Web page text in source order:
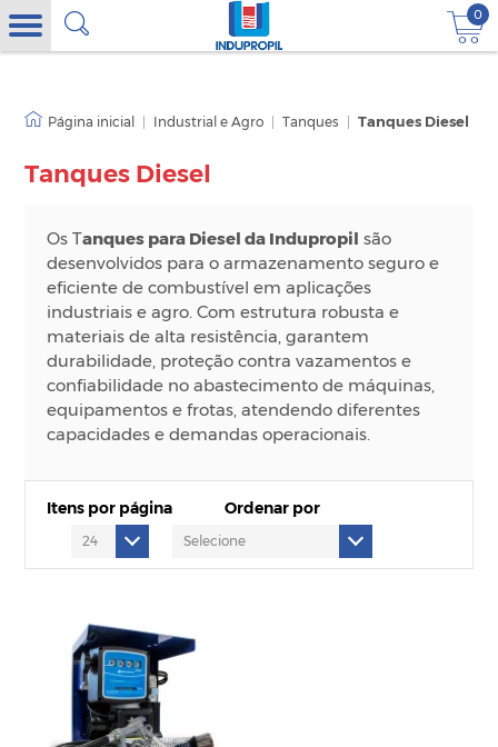
0
Industrial e Agro Tanques Tanques Diesel
Tanques Diesel
Os Tanques para Diesel da Indupropil são
desenvolvidos para o armazenamento seguro e
eficiente de combustível em aplicações
industriais e agro. Com estrutura robusta e
materiais de alta resistência, garantem
durabilidade, proteção contra vazamentos e
confiabilidade no abastecimento de máquinas,
equipamentos e frotas, atendendo diferentes
capacidades e demandas operacionais.
Itens por página Ordenar por